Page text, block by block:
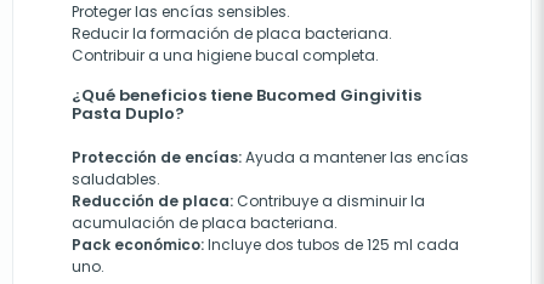
Proteger las encías sensibles.
Reducir la formación de placa bacteriana.
Contribuir a una higiene bucal completa.
¿Qué beneficios tiene Bucomed Gingivitis
Pasta Duplo?
Protección de encías:Ayuda a mantener las encías
saludables.
Reducción de placa: Contribuye a disminuir la
acumulación de placa bacteriana.
Pack económico:Incluye dos tubos de 125 ml cada
uno.